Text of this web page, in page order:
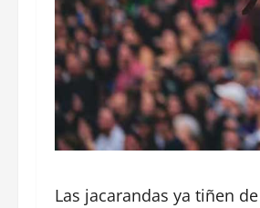
Las jacarandas ya tiñen